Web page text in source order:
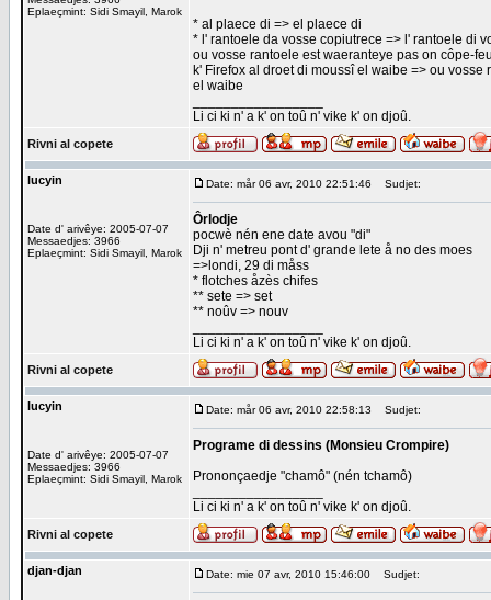
Eplaeçmint: Sidi Smayil, Marok
* al plaece di => el plaece di
* l' rantoele da vosse copiutrece => l' rantoele di
ou vosse rantoele est waeranteye pas on côpe-
k' Firefox al droet di moussî el waibe => ou
el waibe
Li ci ki n' a k' on toû n' vike k' on djoû.
Rivni al copete
lucyin
Date d' arivêye: 2005-07-07
Messaedjes: 3966
Eplaeçmint: Sidi Smayil, Marok
Date: mår 06 avr, 2010 22:51:46 Sudjet:
Ôrlodje
pocwè nén ene date avou "di"
Dji n' metreu pont d' grande lete å no des moes
=>londi, 29 di måss
* flotches åzès chifes
** sete => set
** noûv => nouv
Li ci ki n' a k' on toû n' vike k' on djoû.
Rivni al copete
lucyin
Date d' arivêye: 2005-07-07
Messaedjes: 3966
Eplaeçmint: Sidi Smayil, Marok
Date: mår 06 avr, 2010 22:58:13 Sudjet:
Programe di dessins (Monsieu Crompire)
Prononçaedje "chamô" (nén tchamô)
Li ci ki n' a k' on toû n' vike k' on djoû.
Rivni al copete
djan-djan Date: mie 07 avr, 2010 15:46:00 Sudjet: